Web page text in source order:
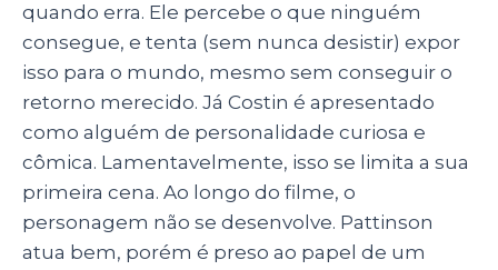
quando erra. Ele percebe o que ninguém
consegue, e tenta (sem nunca desistir) expor
isso para o mundo, mesmo sem conseguir o
retorno merecido. Já Costin é apresentado
como alguém de personalidade curiosa e
cômica. Lamentavelmente, isso se limita a sua
primeira cena. Ao longo do filme, o
personagem não se desenvolve. Pattinson
atua bem, porém é preso ao papel de um